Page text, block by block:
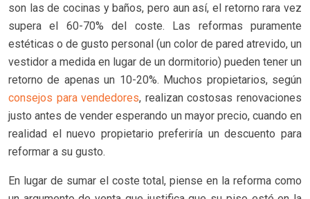
son las de cocinas y baños, pero aun así, el retorno rara vez
supera el 60-70% del coste. Las reformas puramente
estéticas o de gusto personal (un color de pared atrevido, un
vestidor a medida en lugar de un dormitorio) pueden tener un
retorno de apenas un 10-20%. Muchos propietarios, según
consejos para vendedores, realizan costosas renovaciones
justo antes de vender esperando un mayor precio, cuando en
realidad el nuevo propietario preferiría un descuento para
reformar a su gusto.
En lugar de sumar el coste total, piense en la reforma como